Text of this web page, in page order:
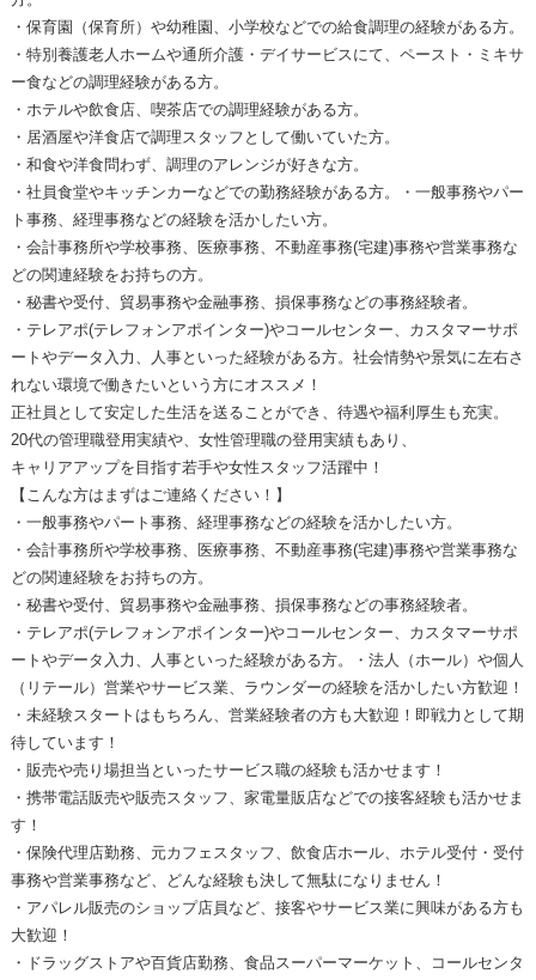
・保育園（保育所）や幼稚園、小学校などでの給食調理の経験がある方。
・特別養護老人ホームや通所介護・デイサービスにて、ペースト・ミキサ
ー食などの調理経験がある方。
・ホテルや飲食店、喫茶店での調理経験がある方。
・居酒屋や洋食店で調理スタッフとして働いていた方。
・和食や洋食問わず、調理のアレンジが好きな方。
・社員食堂やキッチンカーなどでの勤務経験がある方。・一般事務やパー
ト事務、経理事務などの経験を活かしたい方。
・会計事務所や学校事務、医療事務、不動産事務(宅建)事務や営業事務な
どの関連経験をお持ちの方。
・秘書や受付、貿易事務や金融事務、損保事務などの事務経験者。
・テレアポ(テレフォンアポインター)やコールセンター、カスタマーサポ
ートやデータ入力、人事といった経験がある方。社会情勢や景気に左右さ
れない環境で働きたいという方にオススメ！
正社員として安定した生活を送ることができ、待遇や福利厚生も充実。
20代の管理職登用実績や、女性管理職の登用実績もあり、
キャリアアップを目指す若手や女性スタッフ活躍中！
【こんな方はまずはご連絡ください！】
・一般事務やパート事務、経理事務などの経験を活かしたい方。
・会計事務所や学校事務、医療事務、不動産事務(宅建)事務や営業事務な
どの関連経験をお持ちの方。
・秘書や受付、貿易事務や金融事務、損保事務などの事務経験者。
・テレアポ(テレフォンアポインター)やコールセンター、カスタマーサポ
ートやデータ入力、人事といった経験がある方。・法人（ホール）や個人
（リテール）営業やサービス業、ラウンダーの経験を活かしたい方歓迎！
・未経験スタートはもちろん、営業経験者の方も大歓迎！即戦力として期
待しています！
・販売や売り場担当といったサービス職の経験も活かせます！
・携帯電話販売や販売スタッフ、家電量販店などでの接客経験も活かせま
す！
・保険代理店勤務、元カフェスタッフ、飲食店ホール、ホテル受付・受付
事務や営業事務など、どんな経験も決して無駄になりません！
・アパレル販売のショップ店員など、接客やサービス業に興味がある方も
大歓迎！
・ドラッグストアや百貨店勤務、食品スーパーマーケット、コールセンタ